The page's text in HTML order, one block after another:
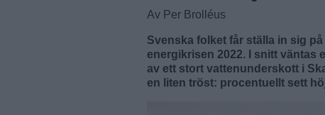
Av Per Brolléus
Svenska folket får ställa in sig
energikrisen 2022. I snitt väntas
av ett stort vattenunderskott i
en liten tröst: procentuellt sett